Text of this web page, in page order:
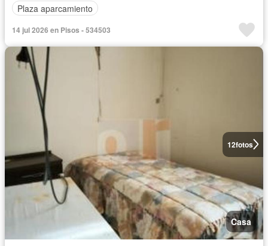
Plaza aparcamiento
14 jul 2026 en Pisos - 534503
12fotos
Casa